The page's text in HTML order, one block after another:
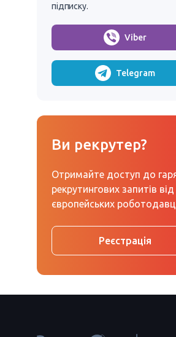
підписку.
Viber
Telegram
Ви рекрутер?
Отримайте доступ до
рекрутингових запитів від
європейських
Реєстрація